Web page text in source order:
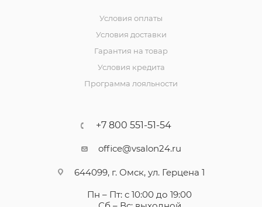
Условия оплаты
Условия доставки
Гарантия на товар
Условия кредита
Программа лояльности
+7 800 551-51-54
office@vsalon24.ru
644099, г. Омск, ул. Герцена 1
Пн – Пт: с 10:00 до 19:00